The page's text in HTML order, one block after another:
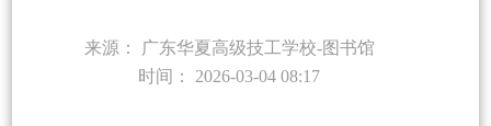
来源：
广东华夏高级技工学校-图书馆
时间： 2026-03-04 08:17